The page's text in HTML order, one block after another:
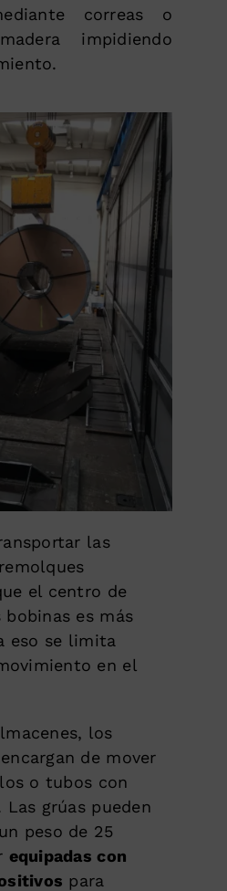
correas o
impidiendo
las
el centro de
bobinas es más
eso se limita
en el
los
de mover
o tubos con
grúas pueden
peso de 25
equipadas con
para